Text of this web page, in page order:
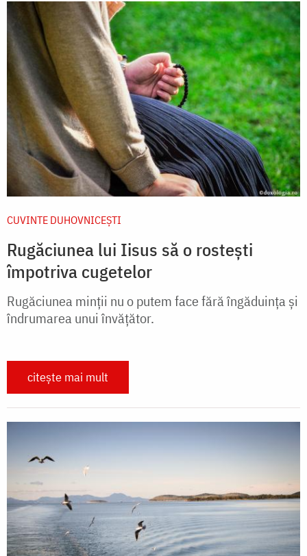
CUVINTE DUHOVNICEȘTI
Rugăciunea lui Iisus să o rostești
împotriva cugetelor
Rugăciunea minţii nu o putem face fără îngăduinţa şi
îndrumarea unui învăţător.
citește mai mult